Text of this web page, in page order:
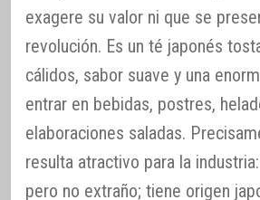
exagere su valor ni que se
revolución. Es un té japonés
cálidos, sabor suave y una
entrar en bebidas, postres,
elaboraciones saladas.
resulta atractivo para la
pero no extraño; tiene origen